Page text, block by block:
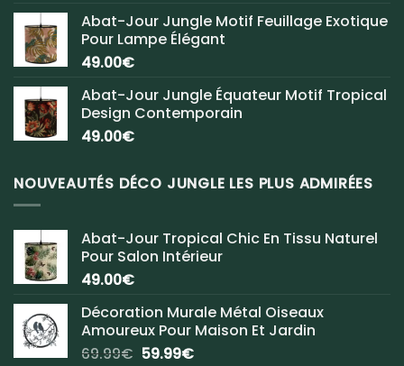
Abat-Jour Jungle Motif Feuillage Exotique
Pour Lampe Élégant
49.00€
Abat-Jour Jungle Équateur Motif Tropical
Design Contemporain
49.00€
NOUVEAUTÉS DÉCO JUNGLE LES PLUS ADMIRÉES
Abat-Jour Tropical Chic En Tissu Naturel
Pour Salon Intérieur
49.00€
Décoration Murale Métal Oiseaux
Amoureux Pour Maison Et Jardin
69.99€ Le
59.99€Le